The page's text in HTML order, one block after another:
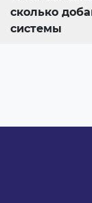
сколько
системы